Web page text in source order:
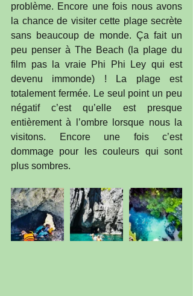
problème. Encore une fois nous avons
la chance de visiter cette plage secrète
sans beaucoup de monde. Ça fait un
peu penser à The Beach (la plage du
film pas la vraie Phi Phi Ley qui est
devenu immonde) ! La plage est
totalement fermée. Le seul point un peu
négatif c’est qu’elle est presque
entièrement à l’ombre lorsque nous la
visitons. Encore une fois c’est
dommage pour les couleurs qui sont
plus sombres.